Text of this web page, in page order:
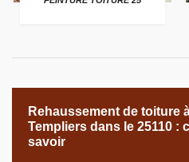
Rehaussement de toiture
Templiers dans le 25110 :
savoir